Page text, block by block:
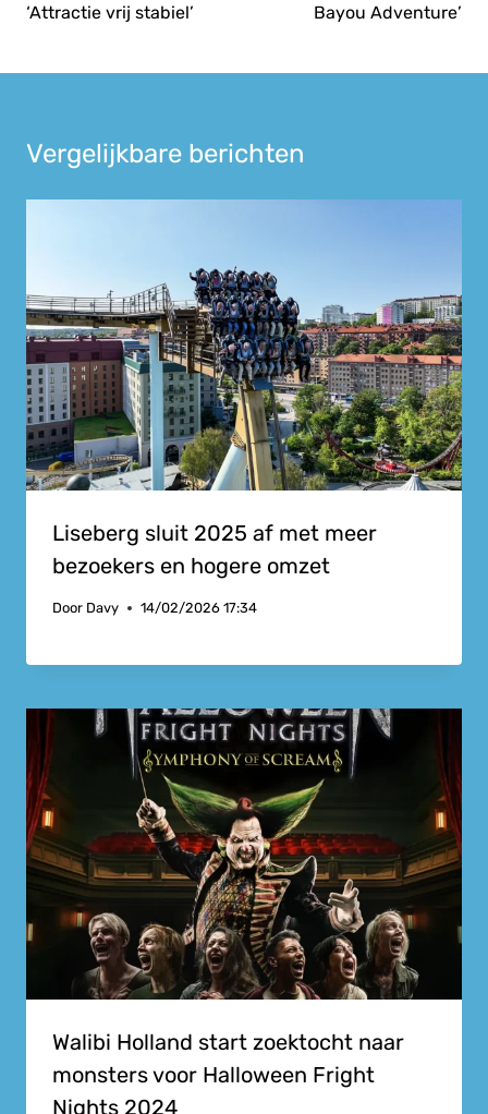
‘Attractie vrij stabiel’
Bayou Adventure’
Vergelijkbare berichten
Liseberg sluit 2025 af met meer
bezoekers en hogere omzet
Door Davy 14/02/2026 17:34
Walibi Holland start zoektocht naar
monsters voor Halloween Fright
Nights 2024